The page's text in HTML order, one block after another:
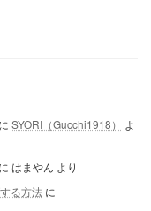
に SYORI（Gucchi1918）
よ
に はまやん より
る方法に